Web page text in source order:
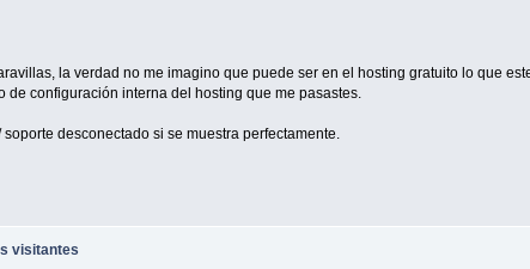
la verdad no me imagino que puede ser en el hosting gratuito lo que
configuración interna del hosting que me pasastes.
desconectado si se muestra perfectamente.
visitantes